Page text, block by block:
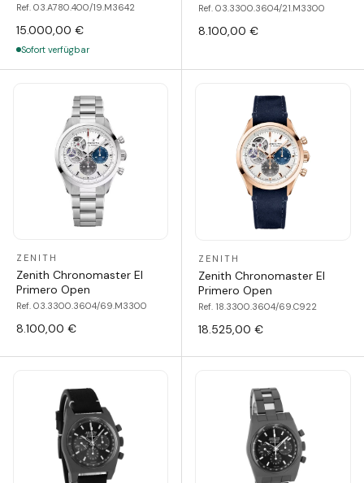
Ref. 03.A780.400/19.M3642
15.000,00 €
Sofort verfügbar
Ref. 03.3300.3604/21.M3300
8.100,00 €
ZENITH
Zenith Chronomaster El
Primero Open
Ref. 03.3300.3604/69.M3300
8.100,00 €
ZENITH
Zenith Chronomaster El
Primero Open
Ref. 18.3300.3604/69.C922
18.525,00 €